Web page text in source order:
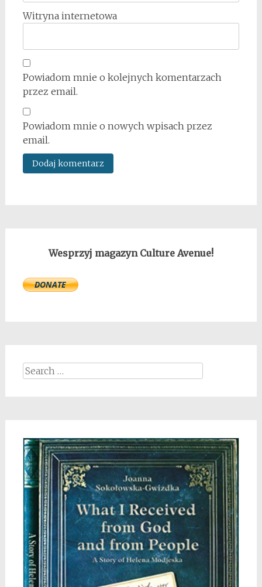
Witryna internetowa
Powiadom mnie o kolejnych komentarzach
przez email.
Powiadom mnie o nowych wpisach przez
email.
Wesprzyj magazyn Culture Avenue!
Search